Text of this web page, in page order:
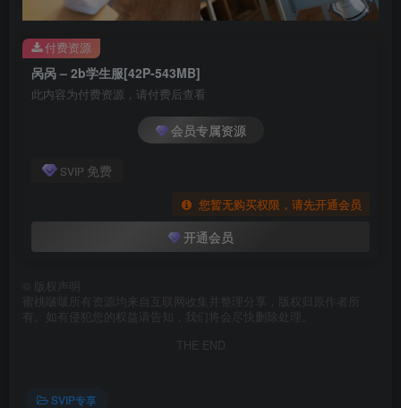
呙呙 – 2b学生服[42P-543MB]
此内容为付费资源，请付费后查看
会员专属资源
SVIP 免费
您暂无购买权限，请先开通会员
开通会员
付费资源
版权声明
蜜桃啵啵所有资源均来自互联网收集并整理分享，版权归原作者所
有。如有侵犯您的权益请告知，我们将会尽快删除处理。
THE END
SVIP专享